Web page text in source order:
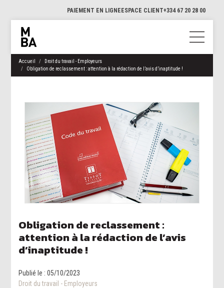
PAIEMENT EN LIGNEESPACE CLIENT+334 67 20 28 00
Accueil
Droit du travail - Employeurs
Obligation de reclassement : attention à la rédaction de l’avis d’inaptitude !
Obligation de reclassement :
attention à la rédaction de l’avis
d’inaptitude !
Publié le :05/10/2023
Droit du travail - Employeurs